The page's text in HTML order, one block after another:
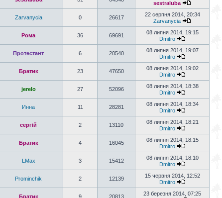
sestraluba
Zarvanycia 0 26617
22 серпня 2014, 20:34
Zarvanycia
Рома 36 69691
08 липня 2014, 19:15
Dmitro
Протестант 6 20540
08 липня 2014, 19:07
Dmitro
Братик 23 47650
08 липня 2014, 19:02
Dmitro
jerelo 27 52096
08 липня 2014, 18:38
Dmitro
Инна 11 28281
08 липня 2014, 18:34
Dmitro
сергій 2 13110
08 липня 2014, 18:21
Dmitro
Братик 4 16045
08 липня 2014, 18:15
Dmitro
LMax 3 15412
08 липня 2014, 18:10
Dmitro
Prominchik 2 12139
15 червня 2014, 12:52
Dmitro
Братик 9 20813
23 березня 2014, 07:25